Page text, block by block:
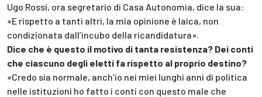
Ugo Rossi, ora segretario di Casa Autonomia, dice la sua:
«E rispetto a tanti altri, la mia opinione è laica, non
condizionata dall’incubo della ricandidatura».
Dice che è questo il motivo di tanta resistenza? Dei conti
che ciascuno degli eletti fa rispetto al proprio destino?
«Credo sia normale, anch’io nei miei lunghi anni di politica
nelle istituzioni ho fatto i conti con questo male che